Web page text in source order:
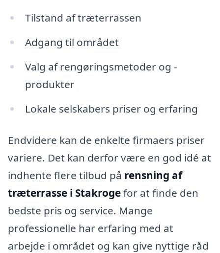
Tilstand af træterrassen
Adgang til området
Valg af rengøringsmetoder og -
produkter
Lokale selskabers priser og erfaring
Endvidere kan de enkelte firmaers priser
variere. Det kan derfor være en god idé at
indhente flere tilbud på rensning af
træterrasse i Stakrogefor at finde den
bedste pris og service. Mange
professionelle har erfaring med at
arbejde i området og kan give nyttige råd